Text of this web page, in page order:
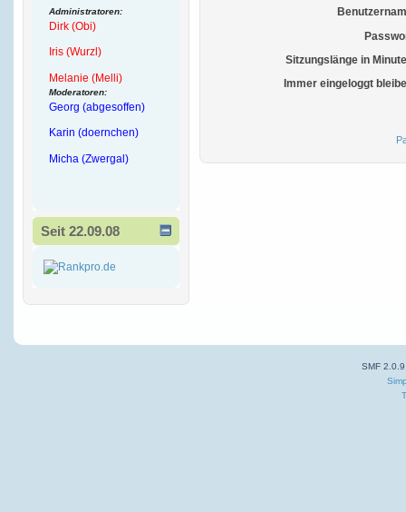
Administratoren:
Dirk (Obi)
Iris (Wurzl)
Melanie (Melli)
Moderatoren:
Georg (abgesoffen)
Karin (doernchen)
Micha (Zwergal)
Seit 22.09.08
Sitzungslänge in
Immer eingeloggt
SMF 2.0.9